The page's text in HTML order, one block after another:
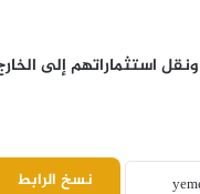
استثماراتهم إلى
نسخ الرابط